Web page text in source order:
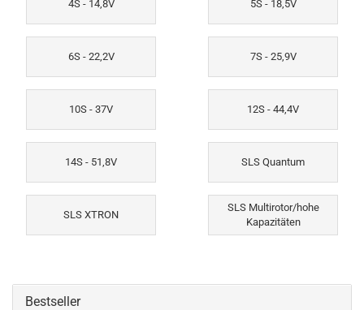
4S - 14,8V 5S - 18,5V
6S - 22,2V 7S - 25,9V
10S - 37V 12S - 44,4V
14S - 51,8V SLS Quantum
SLS XTRON
SLS Multirotor/hohe
Kapazitäten
Bestseller